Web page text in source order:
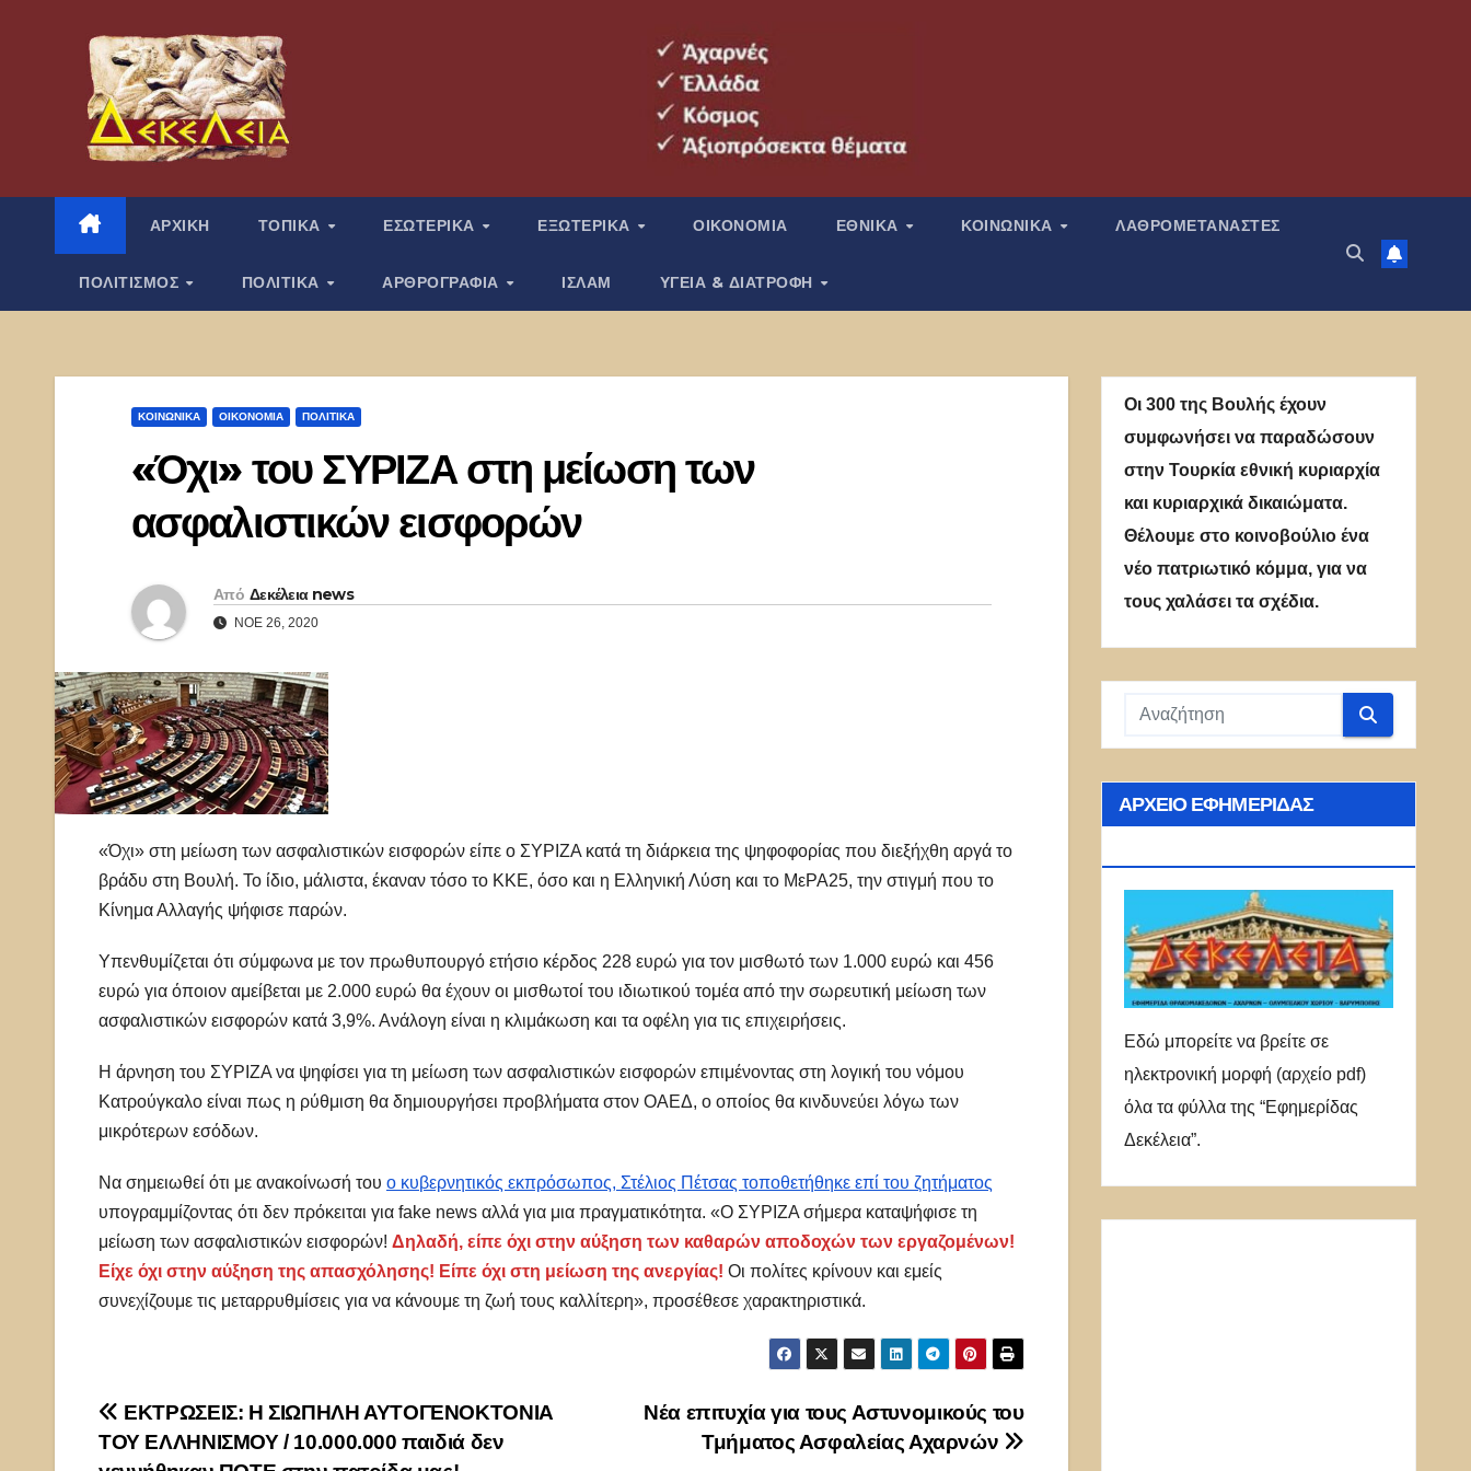
περιεχόμενο
ΑΡΧΙΚΗ ΤΟΠΙΚΑ ΕΣΩΤΕΡΙΚΑ ΕΞΩΤΕΡΙΚΑ ΟΙΚΟΝΟΜΙΑ ΕΘΝΙΚΑ ΚΟΙΝΩΝΙΚΑ ΛΑΘΡΟΜΕΤΑΝΑΣΤΕΣ
ΠΟΛΙΤΙΣΜΟΣ ΠΟΛΙΤΙΚΑ ΑΡΘΡΟΓΡΑΦΙΑ ΙΣΛΑΜ ΥΓΕΙΑ & ΔΙΑΤΡΟΦΗ
ΚΟΙΝΩΝΙΚΑ ΟΙΚΟΝΟΜΙΑ ΠΟΛΙΤΙΚΑ
«Όχι» του ΣΥΡΙΖΑ στη μείωση των
ασφαλιστικών εισφορών
Από Δεκέλεια news
ΝΟΈ 26, 2020
«Όχι» στη μείωση των ασφαλιστικών εισφορών είπε ο ΣΥΡΙΖΑ κατά τη διάρκεια της ψηφοφορίας που διεξήχθη αργά το
βράδυ στη Βουλή. Το ίδιο, μάλιστα, έκαναν τόσο το ΚΚΕ, όσο και η Ελληνική Λύση και το ΜεΡΑ25, την στιγμή που το
Κίνημα Αλλαγής ψήφισε παρών.
Υπενθυμίζεται ότι σύμφωνα με τον πρωθυπουργό ετήσιο κέρδος 228 ευρώ για τον μισθωτό των 1.000 ευρώ και 456
ευρώ για όποιον αμείβεται με 2.000 ευρώ θα έχουν οι μισθωτοί του ιδιωτικού τομέα από την σωρευτική μείωση των
ασφαλιστικών εισφορών κατά 3,9%. Ανάλογη είναι η κλιμάκωση και τα οφέλη για τις επιχειρήσεις.
Η άρνηση του ΣΥΡΙΖΑ να ψηφίσει για τη μείωση των ασφαλιστικών εισφορών επιμένοντας στη λογική του νόμου
Κατρούγκαλο είναι πως η ρύθμιση θα δημιουργήσει προβλήματα στον ΟΑΕΔ, ο οποίος θα κινδυνεύει λόγω των
μικρότερων εσόδων.
Να σημειωθεί ότι με ανακοίνωσή του ο κυβερνητικός εκπρόσωπος, Στέλιος Πέτσας τοποθετήθηκε επί του ζητήματος
υπογραμμίζοντας ότι δεν πρόκειται για fake news αλλά για μια πραγματικότητα. «Ο ΣΥΡΙΖΑ σήμερα καταψήφισε τη
μείωση των ασφαλιστικών εισφορών! Δηλαδή, είπε όχι στην αύξηση των καθαρών αποδοχών των εργαζομένων!
Είχε όχι στην αύξηση της απασχόλησης! Είπε όχι στη μείωση της ανεργίας! Οι πολίτες κρίνουν και εμείς
συνεχίζουμε τις μεταρρυθμίσεις για να κάνουμε τη ζωή τους καλλίτερη», προσέθεσε χαρακτηριστικά.
Πλοήγηση
Νέα επιτυχία για τους Αστυνομικούς του
Τμήματος Ασφαλείας Αχαρνών
ΕΚΤΡΩΣΕΙΣ: Η ΣΙΩΠΗΛΗ ΑΥΤΟΓΕΝΟΚΤΟΝΙΑ
ΤΟΥ ΕΛΛΗΝΙΣΜΟΥ / 10.000.000 παιδιά δεν
Οι 300 της Βουλής έχουν
συμφωνήσει να παραδώσουν
στην Τουρκία εθνική κυριαρχία
και κυριαρχικά δικαιώματα.
Θέλουμε στο κοινοβούλιο ένα
νέο πατριωτικό κόμμα, για να
τους χαλάσει τα σχέδια.
ΑΡΧΕΊΟ ΕΦΗΜΕΡΊΔΑΣ
Εδώ μπορείτε να βρείτε σε
ηλεκτρονική μορφή (αρχείο pdf)
όλα τα φύλλα της “Εφημερίδας
Δεκέλεια”.